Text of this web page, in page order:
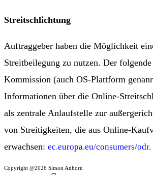
Streitschlichtung
Auftraggeber haben die Möglichkeit
Streitbeilegung zu nutzen. Der
Kommission (auch OS-Plattform
Informationen über die Online-
als zentrale Anlaufstelle zur
von Streitigkeiten, die aus Online-
erwachsen: ec.europa.eu/consumers/odr.
Copyright @2026 Simon Anhorn